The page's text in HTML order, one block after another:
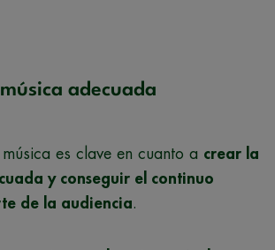
adecuada
música es clave en cuanto a crear la
y conseguir el continuo
de la audiencia